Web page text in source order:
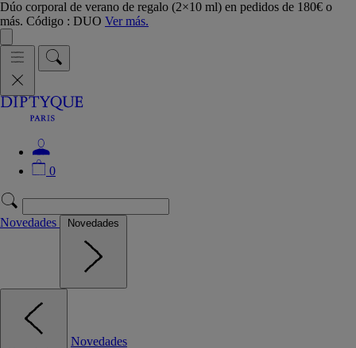
Dúo corporal de verano de regalo (2×10 ml) en pedidos de 180€ o
más. Código : DUO Ver más.
0
Novedades Novedades
Novedades